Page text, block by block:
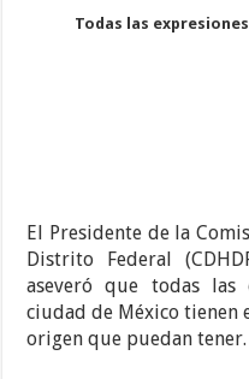
Todas las
El Presidente de la
Distrito Federal
aseveró que todas las
ciudad de México tienen
origen que puedan tener.